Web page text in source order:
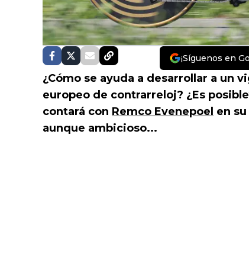
¡Síguenos en
¿Cómo se ayuda a desarrollar a un
europeo de contrarreloj? ¿Es
contará con Remco Evenepoel en
aunque ambicioso...